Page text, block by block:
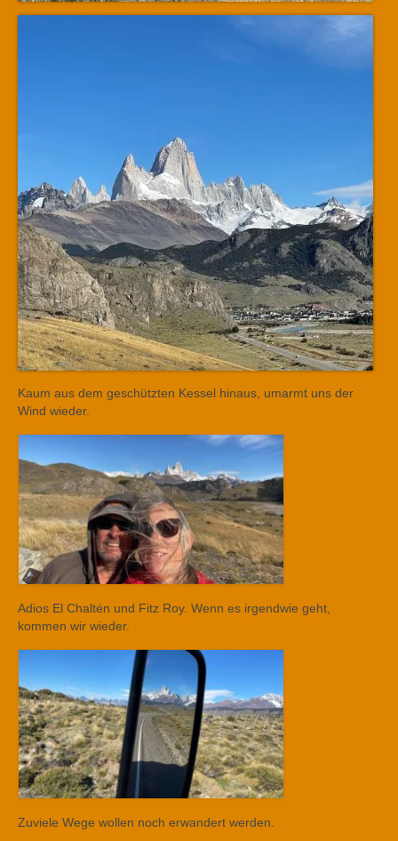
Kaum aus dem geschützten Kessel hinaus, umarmt uns der
Wind wieder.
Adios El Chaltén und Fitz Roy. Wenn es irgendwie geht,
kommen wir wieder.
Zuviele Wege wollen noch erwandert werden.